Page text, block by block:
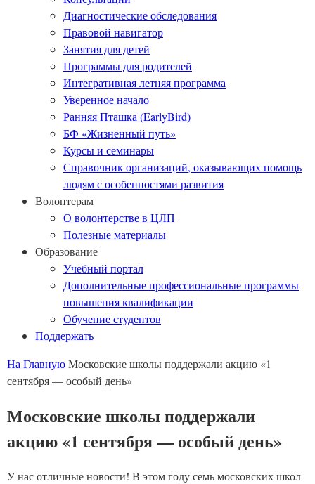
Диагностические обследования
Правовой навигатор
Занятия для детей
Программы для родителей
Интегративная летняя программа
Уверенное начало
Ранняя Пташка (EarlyBird)
БФ «Жизненный путь»
Курсы и семинары
Справочник организаций, оказывающих помощь
людям с особенностями развития
Волонтерам
О волонтерстве в ЦЛП
Полезные материалы
Образование
Учебный портал
Дополнительные профессиональные программы
повышения квалификации
Обучение студентов
Поддержать
На ГлавнуюМосковские школы поддержали акцию «1
сентября — особый день»
Московские школы поддержали
акцию «1 сентября — особый день»
У нас отличные новости! В этом году семь московских школ